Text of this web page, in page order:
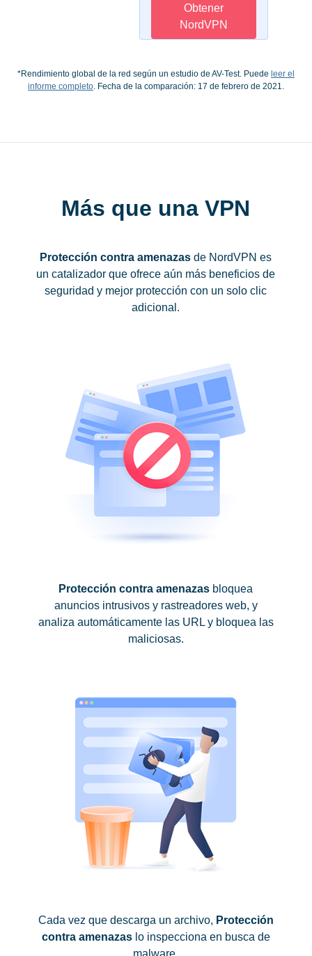
Obtener
NordVPN
*Rendimiento global de la red según un estudio de AV-Test. Puede leer el
informe completo. Fecha de la comparación: 17 de febrero de 2021.
Más que una VPN
Protección contra amenazas de NordVPN es
un catalizador que ofrece aún más beneficios de
seguridad y mejor protección con un solo clic
adicional.
Protección contra amenazas bloquea
anuncios intrusivos y rastreadores web, y
analiza automáticamente las URL y bloquea las
maliciosas.
Cada vez que descarga un archivo, Protección
contra amenazaslo inspecciona en busca de